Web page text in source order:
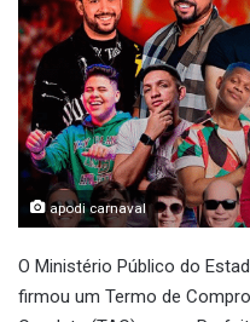
apodi carnaval
O Ministério Público do
firmou um Termo de